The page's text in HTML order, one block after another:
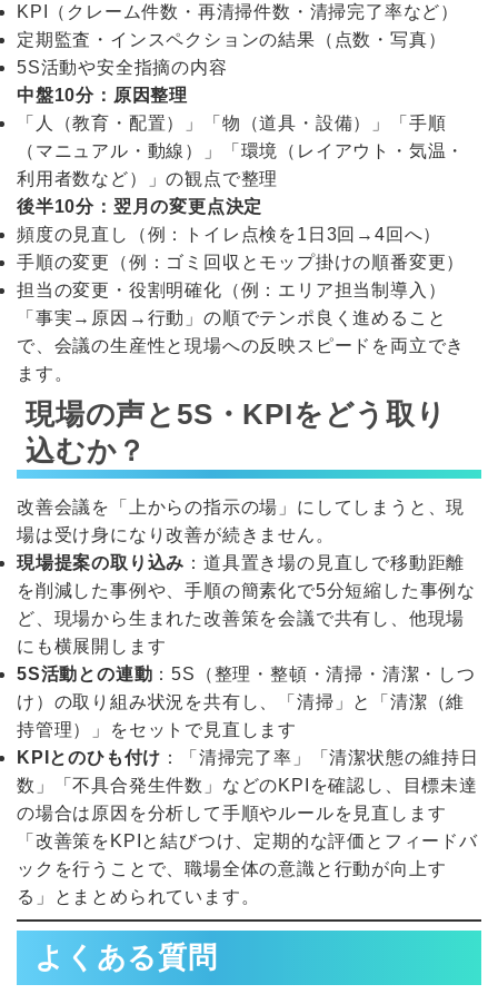
KPI（クレーム件数・再清掃件数・清掃完了率など）
定期監査・インスペクションの結果（点数・写真）
5S活動や安全指摘の内容
中盤10分：原因整理
「人（教育・配置）」「物（道具・設備）」「手順
（マニュアル・動線）」「環境（レイアウト・気温・
利用者数など）」の観点で整理
後半10分：翌月の変更点決定
頻度の見直し（例：トイレ点検を1日3回→4回へ）
手順の変更（例：ゴミ回収とモップ掛けの順番変更）
担当の変更・役割明確化（例：エリア担当制導入）
「事実→原因→行動」の順でテンポ良く進めること
で、会議の生産性と現場への反映スピードを両立でき
ます。
現場の声と5S・KPIをどう取り
込むか？
改善会議を「上からの指示の場」にしてしまうと、現
場は受け身になり改善が続きません。
現場提案の取り込み ：道具置き場の見直しで移動距離
を削減した事例や、手順の簡素化で5分短縮した事例な
ど、現場から生まれた改善策を会議で共有し、他現場
にも横展開します
5S活動との連動 ：5S（整理・整頓・清掃・清潔・しつ
け）の取り組み状況を共有し、「清掃」と「清潔（維
持管理）」をセットで見直します
KPIとのひも付け ：「清掃完了率」「清潔状態の維持日
数」「不具合発生件数」などのKPIを確認し、目標未達
の場合は原因を分析して手順やルールを見直します
「改善策をKPIと結びつけ、定期的な評価とフィードバ
ックを行うことで、職場全体の意識と行動が向上す
る」とまとめられています。
よくある質問